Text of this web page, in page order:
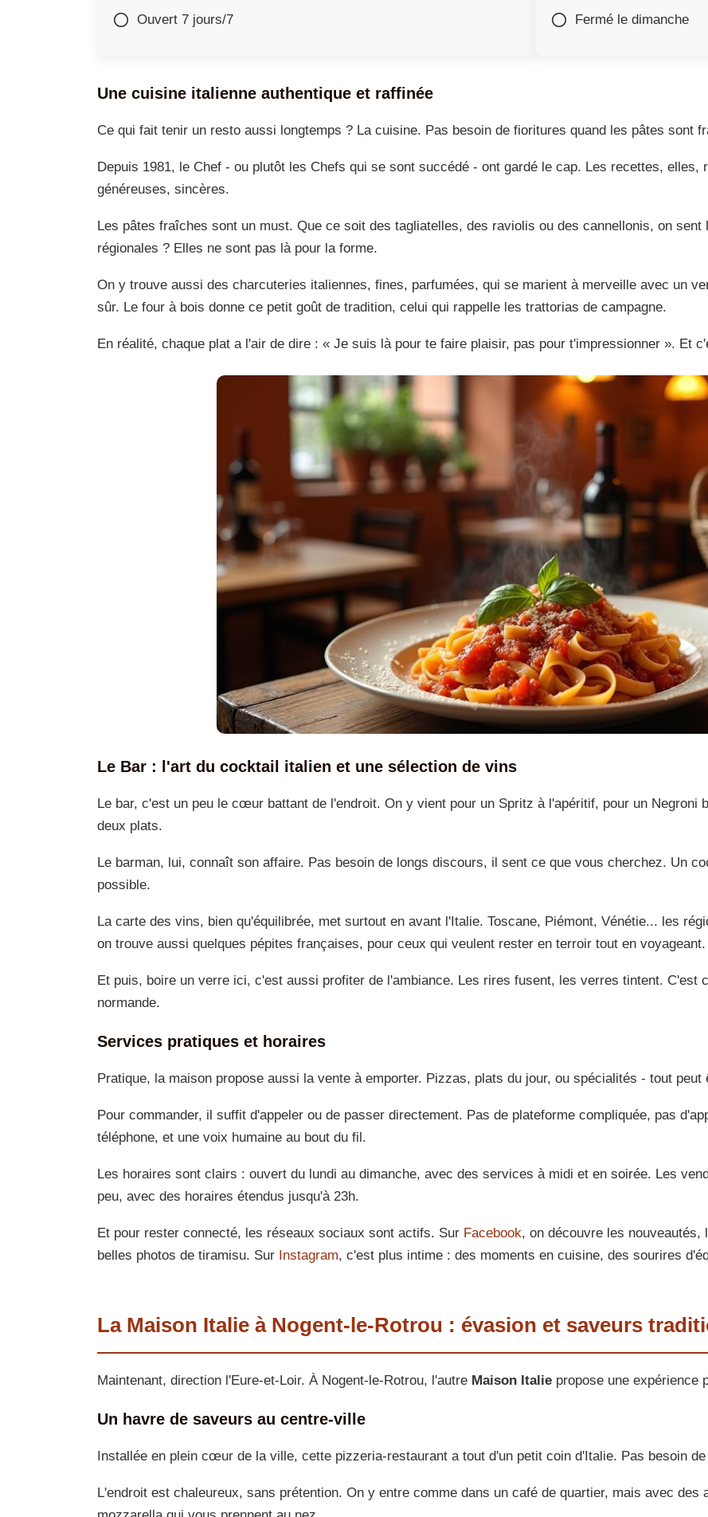
Ouvert 7 jours/7 Fermé le dimanche
Une cuisine italienne authentique et raffinée
Ce qui fait tenir un resto aussi longtemps ? La cuisine. Pas besoin de fioritures quand les pâtes sont
Depuis 1981, le Chef - ou plutôt les Chefs qui se sont succédé - ont gardé le cap. Les recettes,
généreuses, sincères.
Les pâtes fraîches sont un must. Que ce soit des tagliatelles, des raviolis ou des cannellonis, on
régionales ? Elles ne sont pas là pour la forme.
On y trouve aussi des charcuteries italiennes, fines, parfumées, qui se marient à merveille avec un
sûr. Le four à bois donne ce petit goût de tradition, celui qui rappelle les trattorias de campagne.
En réalité, chaque plat a l'air de dire : « Je suis là pour te faire plaisir, pas pour t'impressionner ». Et
Le Bar : l'art du cocktail italien et une sélection de vins
Le bar, c'est un peu le cœur battant de l'endroit. On y vient pour un Spritz à l'apéritif, pour un Negroni
deux plats.
Le barman, lui, connaît son affaire. Pas besoin de longs discours, il sent ce que vous cherchez. Un
possible.
La carte des vins, bien qu'équilibrée, met surtout en avant l'Italie. Toscane, Piémont, Vénétie... les
on trouve aussi quelques pépites françaises, pour ceux qui veulent rester en terroir tout en voyageant.
Et puis, boire un verre ici, c'est aussi profiter de l'ambiance. Les rires fusent, les verres tintent. C'est
normande.
Services pratiques et horaires
Pratique, la maison propose aussi la vente à emporter. Pizzas, plats du jour, ou spécialités - tout peut
Pour commander, il suffit d'appeler ou de passer directement. Pas de plateforme compliquée, pas
téléphone, et une voix humaine au bout du fil.
Les horaires sont clairs : ouvert du lundi au dimanche, avec des services à midi et en soirée. Les
peu, avec des horaires étendus jusqu'à 23h.
Et pour rester connecté, les réseaux sociaux sont actifs. Sur Facebook, on découvre les
belles photos de tiramisu. Sur Instagram, c'est plus intime : des moments en cuisine, des sourires
La Maison Italie à Nogent-le-Rotrou : évasion et saveurs
Maintenant, direction l'Eure-et-Loir. À Nogent-le-Rotrou, l'autre Maison Italie propose une expérience
Un havre de saveurs au centre-ville
Installée en plein cœur de la ville, cette pizzeria-restaurant a tout d'un petit coin d'Italie. Pas besoin
L'endroit est chaleureux, sans prétention. On y entre comme dans un café de quartier, mais avec des